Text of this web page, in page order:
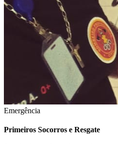
Emergência
Primeiros Socorros e Resgate